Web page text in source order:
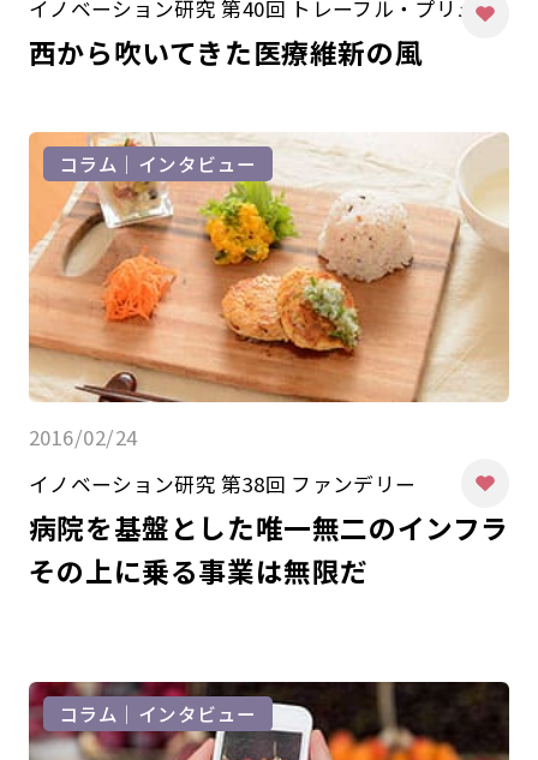
イノベーション研究 第40回 トレーフル・プリュス
西から吹いてきた医療維新の風
コラム｜インタビュー
2016/02/24
イノベーション研究 第38回 ファンデリー
病院を基盤とした唯一無二のインフラ
その上に乗る事業は無限だ
コラム｜インタビュー